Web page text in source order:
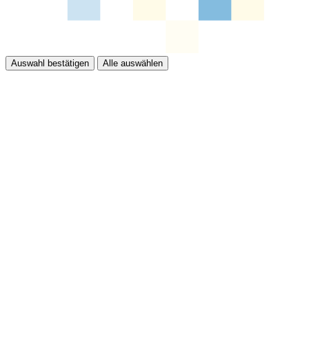
Auswahl bestätigen Alle auswählen